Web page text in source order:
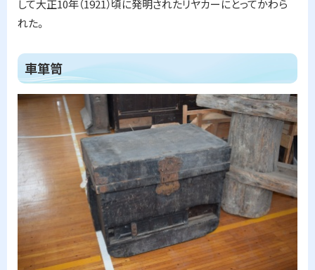
して大正10年（1921）頃に発明されたリヤカーにとってかわら
れた。
ト
ッ
プ
に
戻
る
車箪笥